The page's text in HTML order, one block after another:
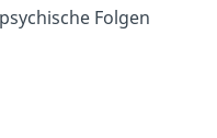
psychische Folgen